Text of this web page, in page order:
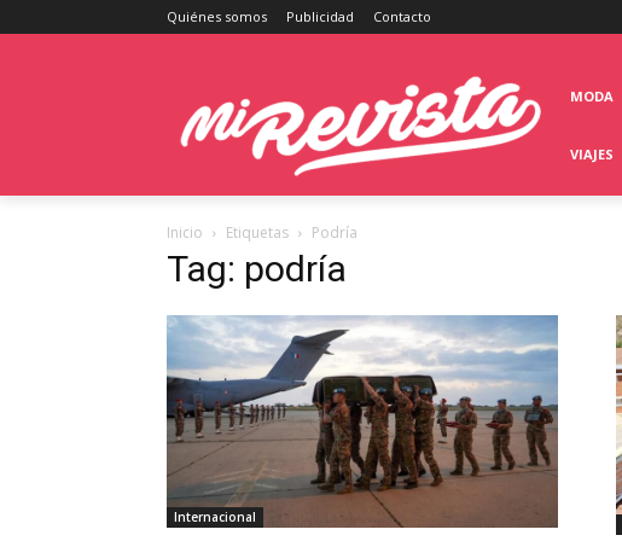
Quiénes somos Publicidad Contacto
MODA
VIAJES
Inicio Etiquetas Podría
Tag: podría
Internacional